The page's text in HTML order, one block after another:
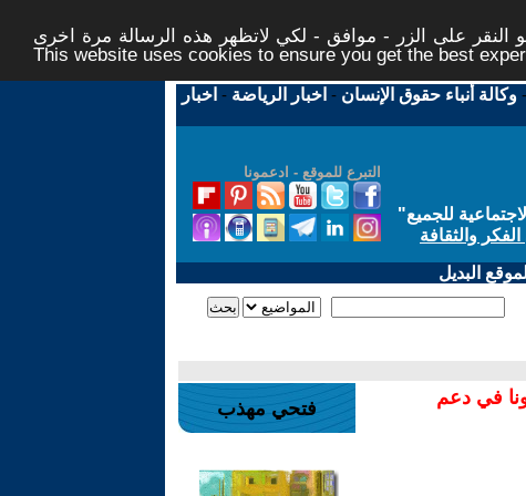
على الزر - موافق - لكي لاتظهر هذه الرسالة مرة اخرى -
This website uses cookies to ensure you get the best
-وكالة أنباء حقوق الإنسان - اخبار الرياضة - اخبار
التبرع للموقع - ادعمونا
للجميع"
والثقافة
البديل
في دعم
فتحي مهذب